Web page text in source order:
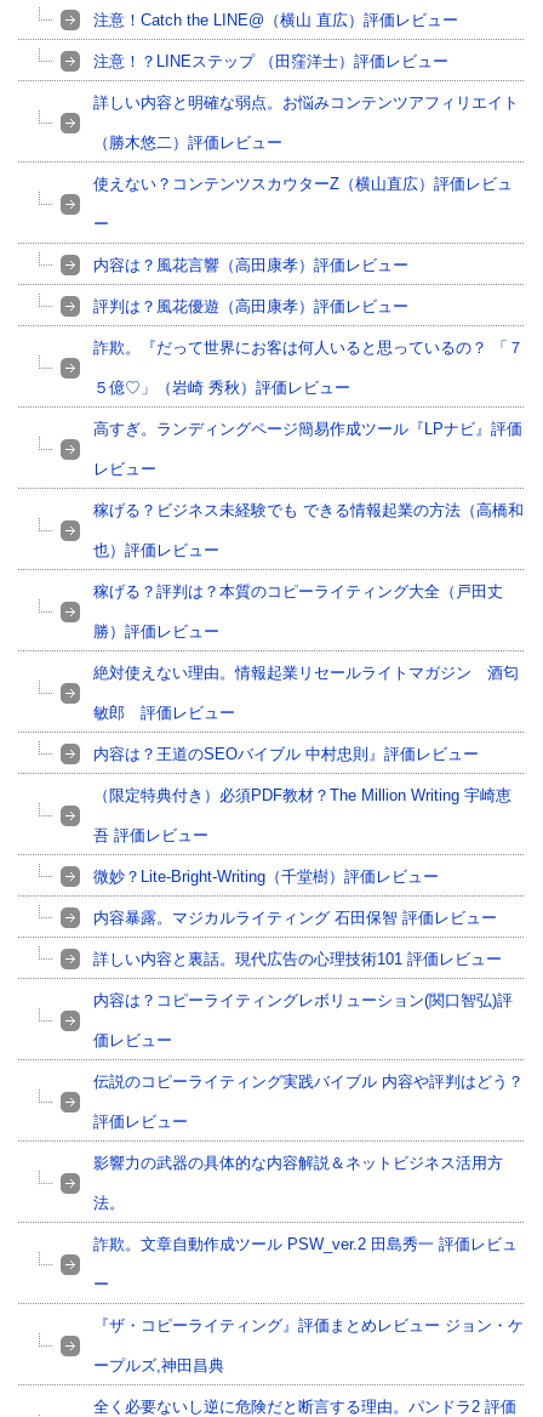
注意！Catch the LINE@（横山 直広）評価レビュー
注意！？LINEステップ （田窪洋士）評価レビュー
詳しい内容と明確な弱点。お悩みコンテンツアフィリエイト
（勝木悠二）評価レビュー
使えない？コンテンツスカウターZ（横山直広）評価レビュ
ー
内容は？風花言響（高田康孝）評価レビュー
評判は？風花優遊（高田康孝）評価レビュー
詐欺。『だって世界にお客は何人いると思っているの？ 「７
５億♡」（岩崎 秀秋）評価レビュー
高すぎ。ランディングページ簡易作成ツール『LPナビ』評価
レビュー
稼げる？ビジネス未経験でも できる情報起業の方法（高橋和
也）評価レビュー
稼げる？評判は？本質のコピーライティング大全（戸田丈
勝）評価レビュー
絶対使えない理由。情報起業リセールライトマガジン 酒匂
敏郎 評価レビュー
内容は？王道のSEOバイブル 中村忠則』評価レビュー
（限定特典付き）必須PDF教材？The Million Writing 宇崎恵
吾 評価レビュー
微妙？Lite-Bright-Writing（千堂樹）評価レビュー
内容暴露。マジカルライティング 石田保智 評価レビュー
詳しい内容と裏話。現代広告の心理技術101 評価レビュー
内容は？コピーライティングレボリューション(関口智弘)評
価レビュー
伝説のコピーライティング実践バイブル 内容や評判はどう？
評価レビュー
影響力の武器の具体的な内容解説＆ネットビジネス活用方
法。
詐欺。文章自動作成ツール PSW_ver.2 田島秀一 評価レビュ
ー
『ザ・コピーライティング』評価まとめレビュー ジョン・ケ
ープルズ,神田昌典
全く必要ないし逆に危険だと断言する理由。パンドラ2 評価